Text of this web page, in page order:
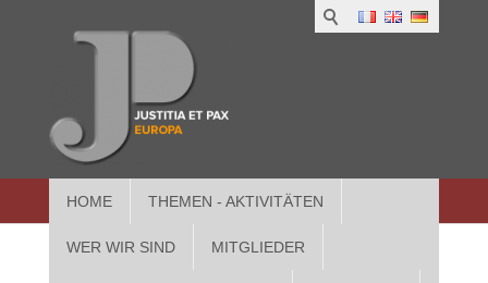
HOME THEMEN - AKTIVITÄTEN
WER WIR SIND MITGLIEDER
in